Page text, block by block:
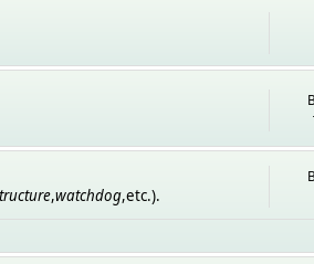
,watchdog,etc.).